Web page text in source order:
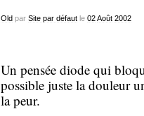
Oldpar Site par défautle 02 Août 2002
Un pensée diode qui
possible juste la douleur
la peur.